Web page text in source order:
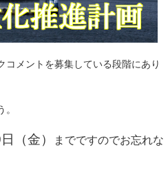
メントを募集している段階にあり
（金） までですのでお忘れな